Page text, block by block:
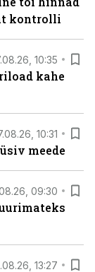
kontrolli
10:35
kahe
10:31
meede
09:30
13:27